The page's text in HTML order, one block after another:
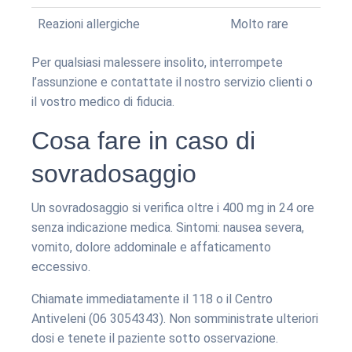
Reazioni allergiche Molto rare
Per qualsiasi malessere insolito, interrompete
l’assunzione e contattate il nostro servizio clienti o
il vostro medico di fiducia.
Cosa fare in caso di
sovradosaggio
Un sovradosaggio si verifica oltre i 400 mg in 24 ore
senza indicazione medica. Sintomi: nausea severa,
vomito, dolore addominale e affaticamento
eccessivo.
Chiamate immediatamente il 118 o il Centro
Antiveleni (06 3054343). Non somministrate ulteriori
dosi e tenete il paziente sotto osservazione.